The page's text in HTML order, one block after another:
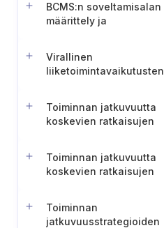
BCMS:n soveltamisalan
määrittely ja
Virallinen
liiketoimintavaikutusten
Toiminnan jatkuvuutta
koskevien ratkaisujen
Toiminnan jatkuvuutta
koskevien ratkaisujen
Toiminnan
jatkuvuusstrategioiden